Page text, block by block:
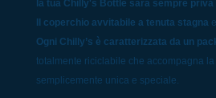
la tua Chilly's Bottle sarà sempre priva
Il coperchio avvitabile a tenuta stagna
Ogni Chilly’s è caratterizzata da un
totalmente riciclabile che accompagna
semplicemente unica e speciale.